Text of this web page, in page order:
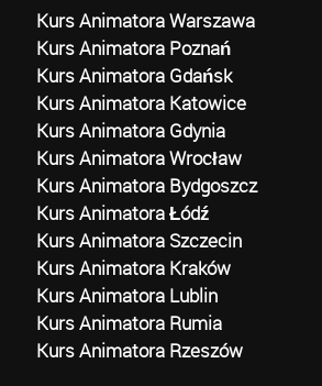
Kurs Animatora Warszawa
Kurs Animatora Poznań
Kurs Animatora Gdańsk
Kurs Animatora Katowice
Kurs Animatora Gdynia
Kurs Animatora Wrocław
Kurs Animatora Bydgoszcz
Kurs Animatora Łódź
Kurs Animatora Szczecin
Kurs Animatora Kraków
Kurs Animatora Lublin
Kurs Animatora Rumia
Kurs Animatora Rzeszów